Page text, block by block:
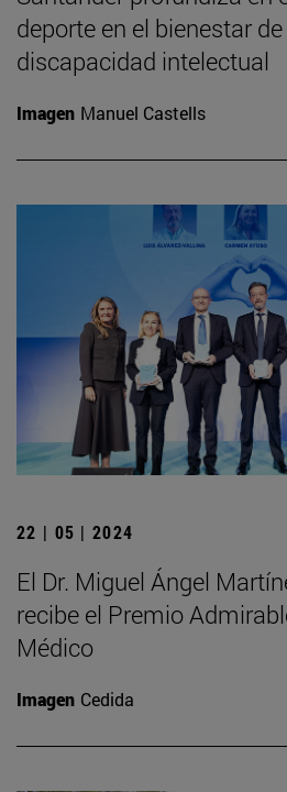
deporte en el bienestar
discapacidad intelectual
Imagen Manuel Castells
22 | 05 | 2024
El Dr. Miguel Ángel
recibe el Premio
Médico
Imagen Cedida